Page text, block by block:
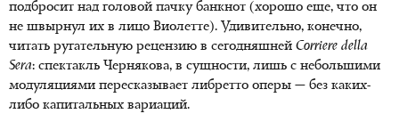
подбросит над головой пачку банкнот (хорошо еще, что он
не швырнул их в лицо Виолетте). Удивительно, конечно,
читать ругательную рецензию в сегодняшней Corriere della
Sera: спектакль Чернякова, в сущности, лишь с небольшими
модуляциями пересказывает либретто оперы — без каких-
либо капитальных вариаций.